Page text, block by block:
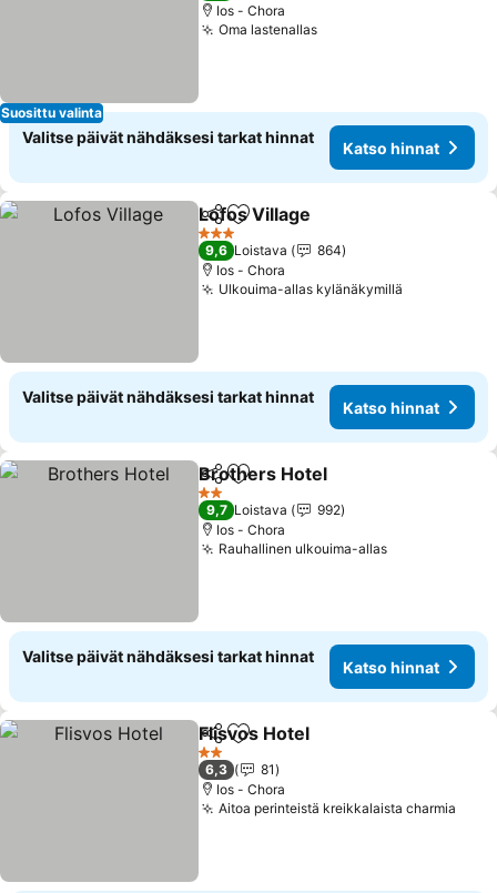
Suosittu valinta
Ios - Chora
Oma lastenallasKatso hinnat
Valitse päivät nähdäksesi tarkat hinnat
Katso hinnat
Jaa Lisää suosikkeihin
Lofos Village
3 Tähtiluokitus
9,6 Loistava
864
Ios - Chora
Ulkouima-allas kylänäkymillä
Valitse päivät nähdäksesi tarkat hinnat
Katso hinnat
Jaa Lisää suosikkeihin
Brothers Hotel
2 Tähtiluokitus
9,7 Loistava
992
Ios - Chora
Rauhallinen ulkouima-allasKatso hinnat
Valitse päivät nähdäksesi tarkat hinnat
Katso hinnat
Jaa Lisää suosikkeihin
Flisvos Hotel
2 Tähtiluokitus
6,3
81
Ios - Chora
Aitoa perinteistä kreikkalaista charmia